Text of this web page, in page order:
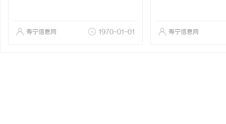
寿宁信息网 1970-01-01 寿宁信息网